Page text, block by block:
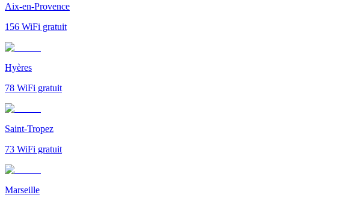
Aix-en-Provence
156 WiFi gratuit
Hyères
78 WiFi gratuit
Saint-Tropez
73 WiFi gratuit
Marseille